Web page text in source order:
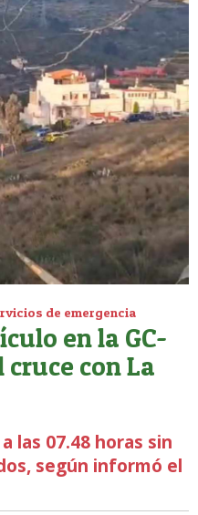
de emergencia
en la GC-
con La
las 07.48 horas sin
según informó el